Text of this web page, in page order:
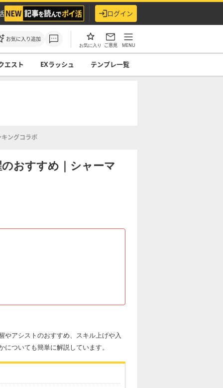
ログイン
お気に入り追加
お気に入り ご意見 MENU
エスト EXラッシュ テンプレ一覧
ングコラボ
おすすめ｜シャーマ
やアシストのおすすめ、スキル上げや入
ついても簡単に解説しています。